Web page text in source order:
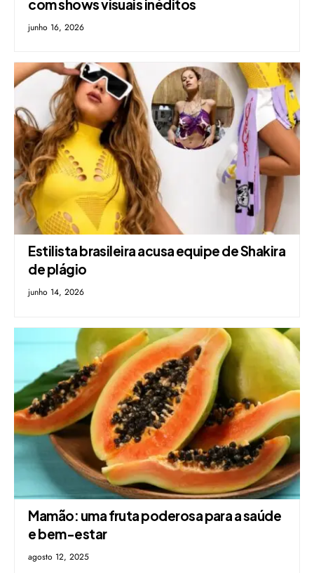
com shows visuais inéditos
junho 16, 2026
Estilista brasileira acusa equipe de Shakira
de plágio
junho 14, 2026
Mamão: uma fruta poderosa para a saúde
e bem-estar
agosto 12, 2025